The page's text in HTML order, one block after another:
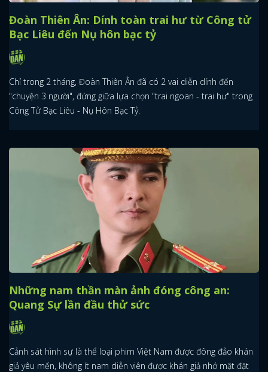
FACEBOOK GOOGLE
Đoàn Thiên Ân: Dính toàn trai hư từ Công tử
Bạc Liêu đến Nụ hôn bạc tỷ
Chỉ trong 2 tháng, Đoàn Thiên Ân đã có 2 vai diễn dính đến
"chuyện 3 người", đứng giữa lựa chọn "trai ngoan - trai hư" trong
Công Tử Bạc Liêu - Nụ Hôn Bạc Tỷ.
Những nam thần màn ảnh đóng công an:
Quang Sự lần đầu thử sức
Cảnh sát hình sự là thể loại phim Việt Nam được đông đảo khán
giả yêu mến, không ít nam diễn viên được khán giả nhớ mặt đặt